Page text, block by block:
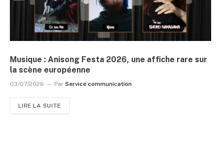
Musique : Anisong Festa 2026, une affiche rare sur
la scène européenne
03/07/2026 Par Service communication
LIRE LA SUITE